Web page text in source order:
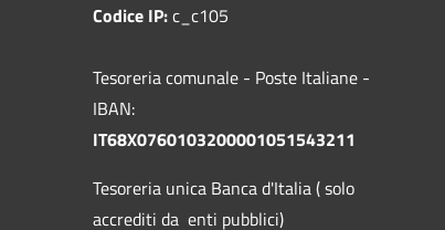
Codice IP:c_c105
Tesoreria comunale - Poste Italiane -
IBAN:
IT68X0760103200001051543211
Tesoreria unica Banca d'Italia ( solo
accrediti da enti pubblici)